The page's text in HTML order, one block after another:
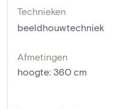
Technieken
beeldhouwtechniek
Afmetingen
hoogte: 360 cm